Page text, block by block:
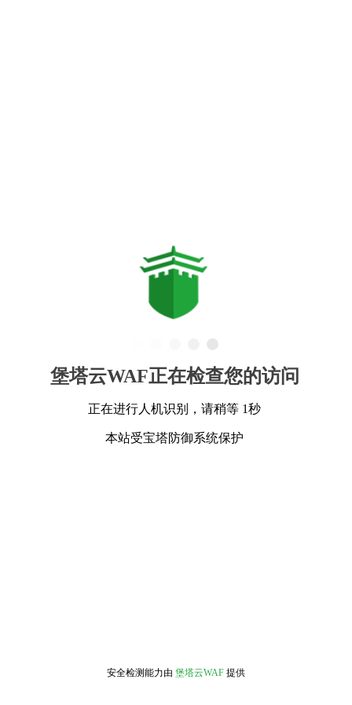
堡塔云WAF正在检查您的访问
正在进行人机识别，请稍等 1秒
本站受宝塔防御系统保护
安全检测能力由 堡塔云WAF 提供